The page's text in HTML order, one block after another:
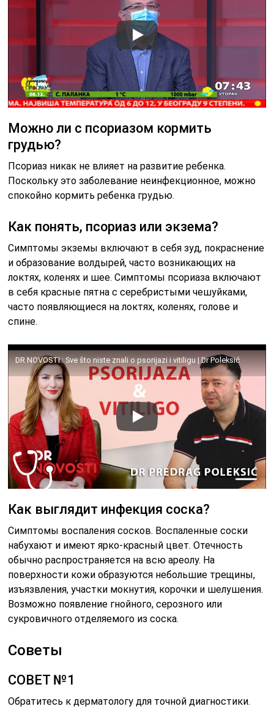
Можно ли с псориазом кормить
грудью?
Псориаз никак не влияет на развитие ребенка.
Поскольку это заболевание неинфекционное, можно
спокойно кормить ребенка грудью.
Как понять, псориаз или экзема?
Симптомы экземы включают в себя зуд, покраснение
и образование волдырей, часто возникающих на
локтях, коленях и шее. Симптомы псориаза включают
в себя красные пятна с серебристыми чешуйками,
часто появляющиеся на локтях, коленях, голове и
спине.
DR NOVOSTI : Sve što niste znali o psorijazi i vitiligu | Dr Poleksić
Как выглядит инфекция соска?
Симптомы воспаления сосков. Воспаленные соски
набухают и имеют ярко-красный цвет. Отечность
обычно распространяется на всю ареолу. На
поверхности кожи образуются небольшие трещины,
изъязвления, участки мокнутия, корочки и шелушения.
Возможно появление гнойного, серозного или
сукровичного отделяемого из соска.
Советы
СОВЕТ №1
Обратитесь к дерматологу для точной диагностики.